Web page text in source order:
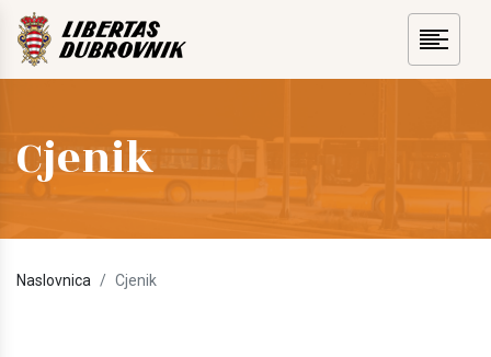
Cjenik
Naslovnica Cjenik